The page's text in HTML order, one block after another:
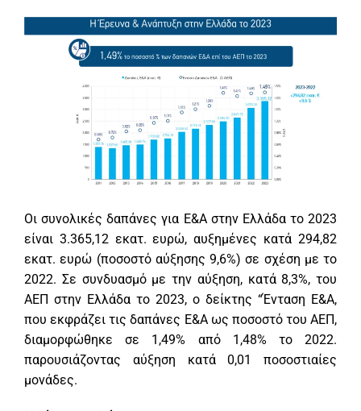
Οι συνολικές δαπάνες για Ε&Α στην Ελλάδα το 2023
είναι 3.365,12 εκατ. ευρώ, αυξημένες κατά 294,82
εκατ. ευρώ (ποσοστό αύξησης 9,6%) σε σχέση με το
2022. Σε συνδυασμό με την αύξηση, κατά 8,3%, του
ΑΕΠ στην Ελλάδα το 2023, ο δείκτης “Ένταση Ε&Α,
που εκφράζει τις δαπάνες Ε&Α ως ποσοστό του ΑΕΠ,
διαμορφώθηκε σε 1,49% από 1,48% το 2022.
παρουσιάζοντας αύξηση κατά 0,01 ποσοστιαίες
μονάδες.